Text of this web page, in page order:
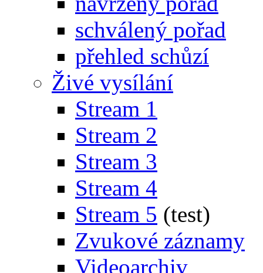
schválený pořad
přehled schůzí
Živé vysílání
Stream 1
Stream 2
Stream 3
Stream 4
Stream 5 (test)
Zvukové záznamy
Videoarchiv